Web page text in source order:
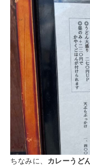
ちなみに、 カレーうど